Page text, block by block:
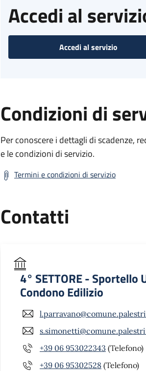
Accedi al
Accedi al servizio
Condizioni di
Per conoscere i dettagli di scadenze,
e le condizioni di servizio.
Termini e condizioni di servizio
Contatti
4° SETTORE - Sportello
Condono Edilizio
+39 06 953022343 (Telefono)
+39 06 95302528 (Telefono)